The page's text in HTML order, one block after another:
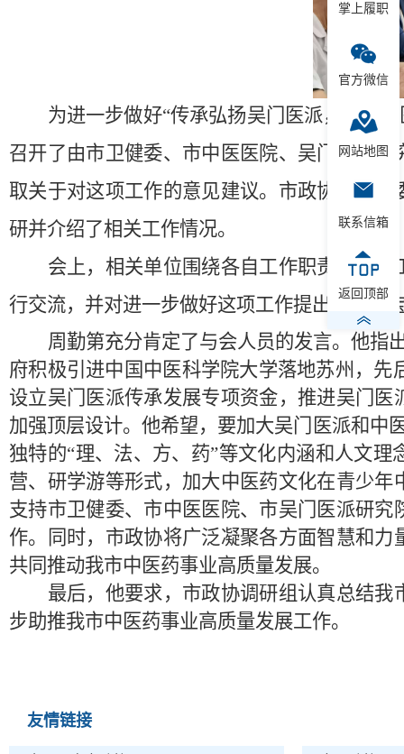
为进一步做好“传承弘扬吴门医派，推动
召开了由市卫健委、市中医医院、吴门医派
取关于对这项工作的意见建议。市政协教卫体
研并介绍了相关工作情况。
会上，相关单位围绕各自工作职责和实际
行交流，并对进一步做好这项工作提出了很多
周勤第充分肯定了与会人员的发言。他指
府积极引进中国中医科学院大学落地苏州，
设立吴门医派传承发展专项资金，推进吴门
加强顶层设计。他希望，要加大吴门医派和中
独特的“理、法、方、药”等文化内涵和人文
营、研学游等形式，加大中医药文化在青少
支持市卫健委、市中医医院、市吴门医派研
作。同时，市政协将广泛凝聚各方面智慧和
共同推动我市中医药事业高质量发展。
最后， 他要求， 市政协调研组认真总结我
步助推我市中医药事业高质量发展工作。
掌上履职
官方微信
网站地图
联系信箱
返回顶部
友情链接